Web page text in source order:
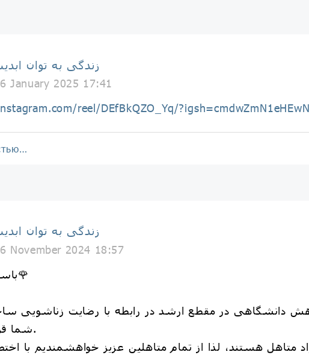
زندگی به توان
January 2025 17:41
reel/DEfBkQZO_Yq/
زندگی به توان
November 2024 18:57
🌹باسلام و احترام🌹
دانشگاهی در مقطع ارشد در رابطه با رضایت زناشویی
شما قرار گرفته است.
متاهل هستند، لذا از تمام متاهلین عزیز خواهشمندیم با